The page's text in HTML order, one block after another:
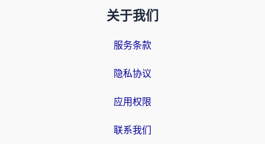
关于我们
服务条款
隐私协议
应用权限
联系我们